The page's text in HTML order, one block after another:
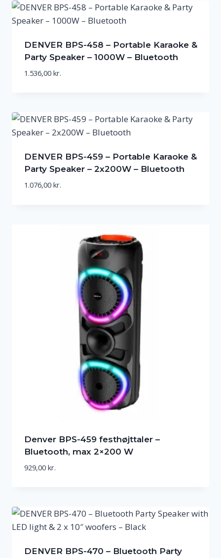
DENVER BPS-458 – Portable Karaoke &
Party Speaker – 1000W – Bluetooth
1.536,00 kr.
DENVER BPS-459 – Portable Karaoke &
Party Speaker – 2x200W – Bluetooth
1.076,00 kr.
Denver BPS-459 festhøjttaler –
Bluetooth, max 2×200 W
929,00 kr.
DENVER BPS-470 – Bluetooth Party